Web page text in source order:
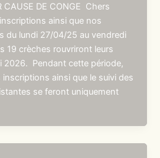
CAUSE DE CONGE Chers
ainsi que nos
du lundi 27/04/25 au vendredi
19 crèches rouvriront leurs
2026. Pendant cette période,
ainsi que le suivi des
se feront uniquement